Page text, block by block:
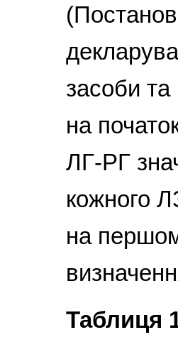
засоби
на
ЛГ-РГ
кожного
на
Таблиця